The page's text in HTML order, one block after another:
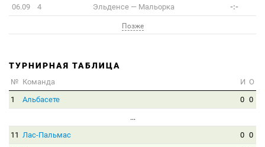
06.09
4 Эльденсе — Мальорка -:-
Позже
ТУРНИРНАЯ ТАБЛИЦА
№ Команда И О
1
Альбасете 0 0
...
11 Лас-Пальмас 0 0